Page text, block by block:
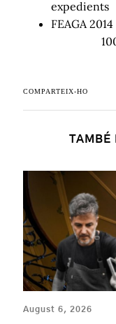
FEAGA
COMPARTEIX-HO
TAMBÉ
August 6, 2026